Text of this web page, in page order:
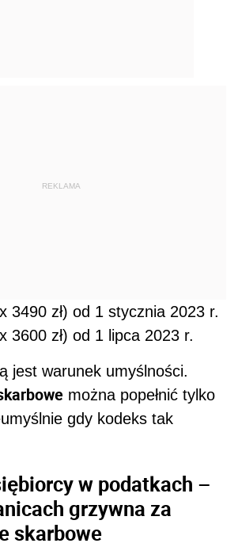
REKLAMA
3490 zł) od 1 stycznia 2023 r.
3600 zł) od 1 lipca 2023 r.
jest warunek umyślności.
można popełnić tylko
gdy kodeks tak
w podatkach –
grzywna za
skarbowe